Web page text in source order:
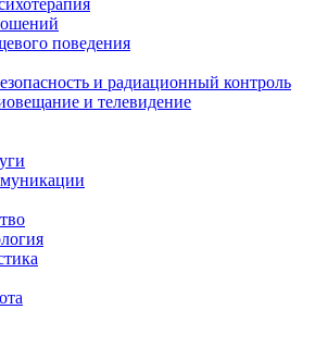
поведения
и радиационный контроль
и телевидение